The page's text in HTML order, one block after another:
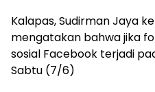
Kalapas, Sudirman Jaya
mengatakan bahwa jika
sosial Facebook terjadi
Sabtu (7/6)